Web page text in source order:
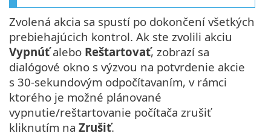
Zvolená akcia sa spustí po dokončení všetkých
prebiehajúcich kontrol. Ak ste zvolili akciu
Vypnúťalebo Reštartovať, zobrazí sa
dialógové okno s výzvou na potvrdenie akcie
s 30‑sekundovým odpočítavaním, v rámci
ktorého je možné plánované
vypnutie/reštartovanie počítača zrušiť
kliknutím na Zrušiť.